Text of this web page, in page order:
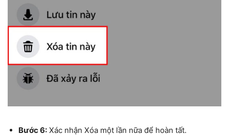
Bước 6: Xác nhận Xóa một lần nữa để hoàn tất.